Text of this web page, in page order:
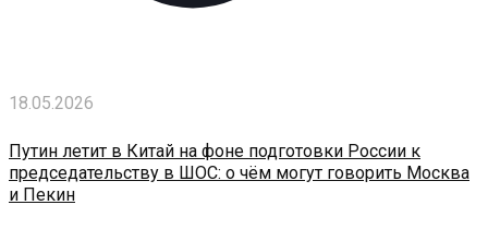
18.05.2026
Путин летит в Китай на фоне подготовки России к
председательству в ШОС: о чём могут говорить Москва
и Пекин